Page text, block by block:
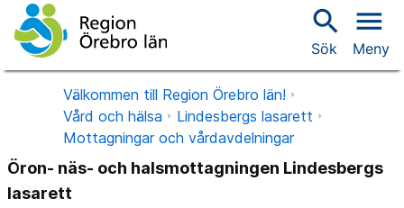
search
Sök
menu
Meny
Välkommen till Region Örebro län!
Vård och hälsa
Lindesbergs lasarett
Mottagningar och vårdavdelningar
Öron- näs- och halsmottagningen Lindesbergs
lasarett